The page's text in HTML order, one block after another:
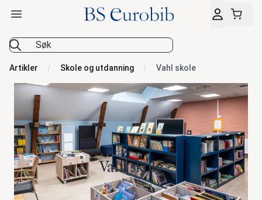
BS Eurobib
Åpne hovedmeny
Artikler Skole og utdanning Vahl skole
Vahl skole